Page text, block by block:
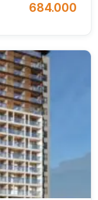
684.000